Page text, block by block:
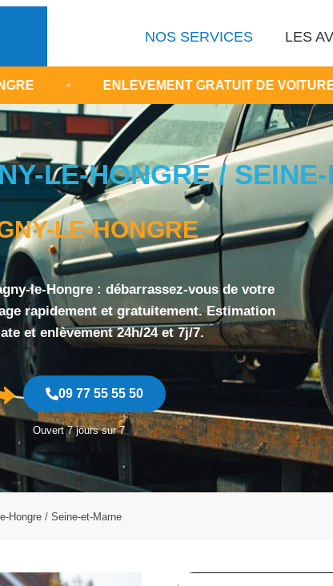
NOS SERVICES LES
ENLÈVEMENT GRATUIT DE VOITURE HS 77
LE-HONGRE /
LE-HONGRE
le-Hongre : débarrassez-vous de votre
rapidement et gratuitement. Estimation
et enlèvement 24h/24 et 7j/7.
09 77 55 55 50
Ouvert 7 jours sur 7
Hongre / Seine-et-Marne